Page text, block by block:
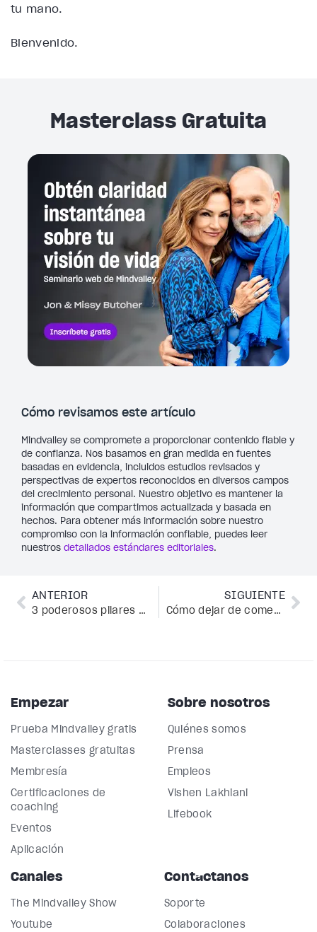
tu mano.
Bienvenido.
Masterclass Gratuita
Cómo revisamos este artículo
Mindvalley se compromete a proporcionar contenido fiable y
de confianza. Nos basamos en gran medida en fuentes
basadas en evidencia, incluidos estudios revisados y
perspectivas de expertos reconocidos en diversos campos
del crecimiento personal. Nuestro objetivo es mantener la
información que compartimos actualizada y basada en
hechos. Para obtener más información sobre nuestro
compromiso con la información confiable, puedes leer
nuestros detallados estándares editoriales.
ANTERIOR
3 poderosos pilares para construir una filosofía de coaching que te capacite y transforme vidas
SIGUIENTE
Cómo dejar de comer compulsivamente y dominar la ansiedad
Empezar
Prueba Mindvalley gratis
Masterclasses gratuitas
Membresía
Certificaciones de
coaching
Eventos
Aplicación
Sobre nosotros
Quiénes somos
Prensa
Empleos
Vishen Lakhiani
Lifebook
Canales
The Mindvalley Show
Youtube
Contáctanos
Soporte
Colaboraciones